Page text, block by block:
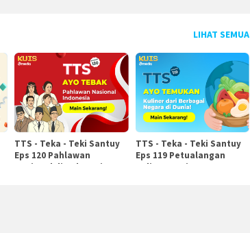
LIHAT SEMUA
TTS - Teka - Teki Santuy
Eps 120 Pahlawan
Nasional di Indonesia
TTS - Teka - Teki Santuy
Eps 119 Petualangan
Kuliner Dunia